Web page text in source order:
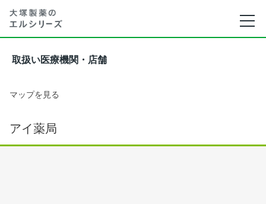
取扱い医療機関・店舗
マップを見る
アイ薬局